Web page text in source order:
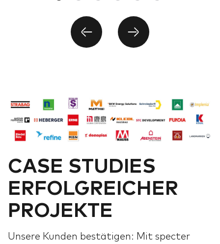
CASE STUDIES
ERFOLGREICHER
PROJEKTE
Unsere Kunden bestätigen: Mit specter